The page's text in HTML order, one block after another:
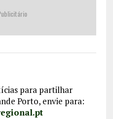
para partilhar
Porto, envie para: